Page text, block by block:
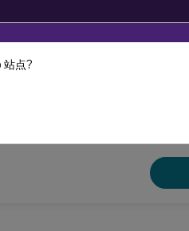
站点?